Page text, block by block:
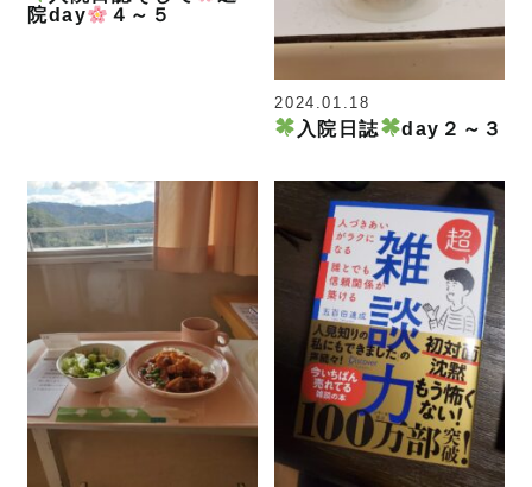
院day
４～５
2024.01.18
入院日誌 day２～３